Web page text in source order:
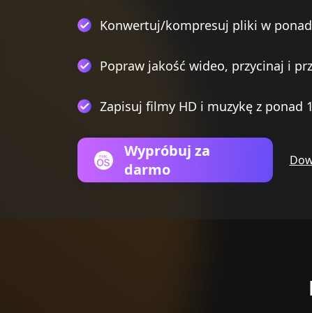
Konwertuj/kompresuj pliki w
Popraw jakość wideo, przycinaj i
Zapisuj filmy HD i muzykę z ponad
Wypróbuj za
darmo